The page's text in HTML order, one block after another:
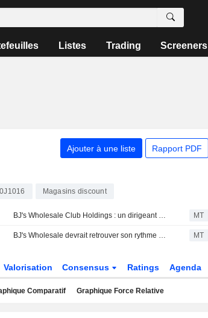
Listes Trading Screeners
Ajouter à une liste Rapport PDF
Magasins discount
BJ's Wholesale Club Holdings : un dirigeant cède des actions pour 725 375 $, selon un document de la SEC MT
BJ's Wholesale devrait retrouver son rythme de croissance d'ici 2027, selon UBS MT
Valorisation Consensus Ratings Agenda
Comparatif Graphique Force Relative